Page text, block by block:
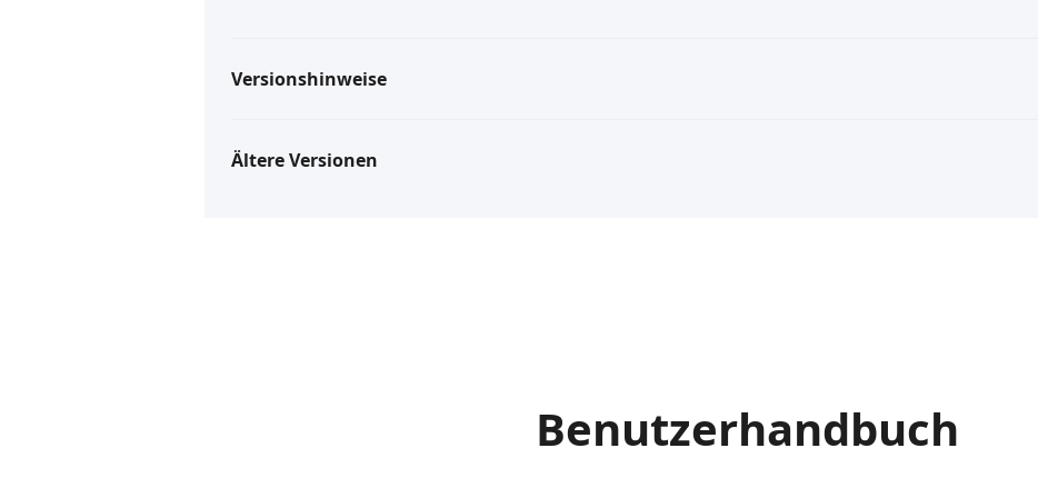
Versionshinweise
Ältere Versionen
Benutzerhandbuch